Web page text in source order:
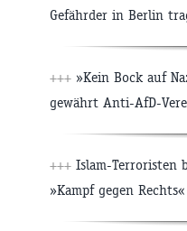
Gefährder in Berlin
+++ »Kein Bock auf
gewährt Anti-AfD-
+++ Islam-Terroristen
»Kampf gegen